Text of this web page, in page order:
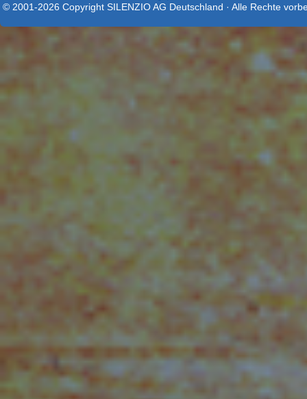
© 2001-2026 Copyright SILENZIO AG Deutschland · Alle Rechte